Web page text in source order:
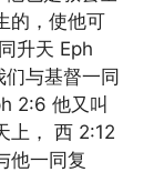
的，使他可
升天 Eph
与基督一同
2:6 他又叫
上， 西 2:12
他一同复